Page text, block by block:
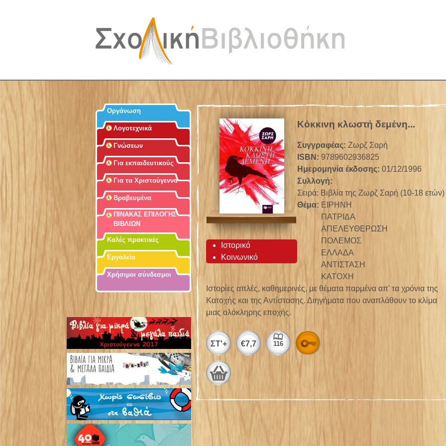
Ιστορικό
Κοινωνικό
Κόκκινη κλωστή δεμένη...
Συγγραφέας:Ζωρζ Σαρή
ISBN:9789602936825
Ημερομηνία έκδοσης:01/12/1996
Συλλογή:
Σειρά: Βιβλία της Ζωρζ Σαρή (10-18 ετών)
Θέμα: ΕΙΡΗΝΗ
ΠΑΤΡΙΔΑ
ΑΠΕΛΕΥΘΕΡΩΣΗ
ΠΟΛΕΜΟΣ
ΕΛΛΑΔΑ
ΑΝΤΙΣΤΑΣΗ
ΚΑΤΟΧΗ
Ιστορίες απλές, καθημερινές, με θέματα παρμένα απ' τα χρόνια της
Κατοχής και της Αντίστασης. Διηγήματα που αναπλάθουν το κλίμα
μιας ολόκληρης εποχής.
ΣΤ'+ €7,7 116
Οργάνωση
Λογοτεχνικά
Γνώσεων
Για εκπαιδευτικούς
Για τα Χριστούγεννα
Βραβευμένα
ΠΙΝΑΚΑΣ ΕΠΙΛΟΓΗΣ
ΒΙΒΛΙΩΝ
Καλές πρακτικές
Εργαλεία
Χρήσιμοι σύνδεσμοι